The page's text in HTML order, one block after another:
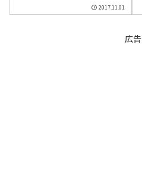
2017.11.01
広告